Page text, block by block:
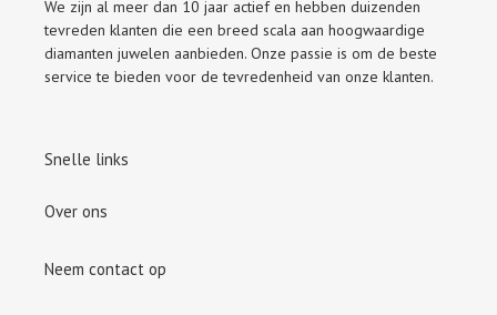
We zijn al meer dan 10 jaar actief en hebben duizenden
tevreden klanten die een breed scala aan hoogwaardige
diamanten juwelen aanbieden. Onze passie is om de beste
service te bieden voor de tevredenheid van onze klanten.
Snelle links
Over ons
Neem contact op